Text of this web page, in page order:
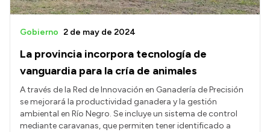
Recibos de sueldo
Correo oficial
La provincia incorpora tecnología de
vanguardia para la cría de animales
Gobierno 2 de may de 2024
A través de la Red de Innovación en Ganadería de Precisión
se mejorará la productividad ganadera y la gestión
ambiental en Río Negro. Se incluye un sistema de control
mediante caravanas, que permiten tener identificado a